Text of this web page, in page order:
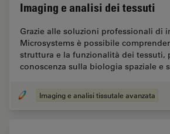
Imaging e analisi dei tessuti
Grazie alle soluzioni professionali di
Microsystems è possibile
struttura e la funzionalità dei tessuti,
conoscenza sulla biologia spaziale e
Imaging e analisi tissutale avanzata